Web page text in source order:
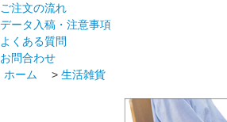
ご注文の流れ
データ入稿・注意事項
よくある質問
お問合わせ
ホーム
> 生活雑貨